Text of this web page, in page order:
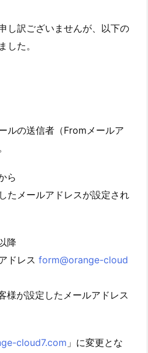
し訳ございませんが、以下の
した。
ルの送信者（Fromメールア
ら
たメールアドレスが設定され
降
ドレス form@orange-cloud
様が設定したメールアドレス
cloud7.com 」に変更とな